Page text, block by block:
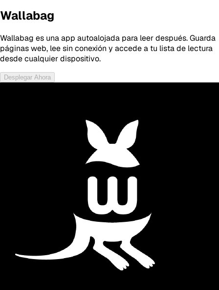
Wallabag
Wallabag es una app autoalojada para leer después. Guarda
páginas web, lee sin conexión y accede a tu lista de lectura
desde cualquier dispositivo.
Desplegar Ahora